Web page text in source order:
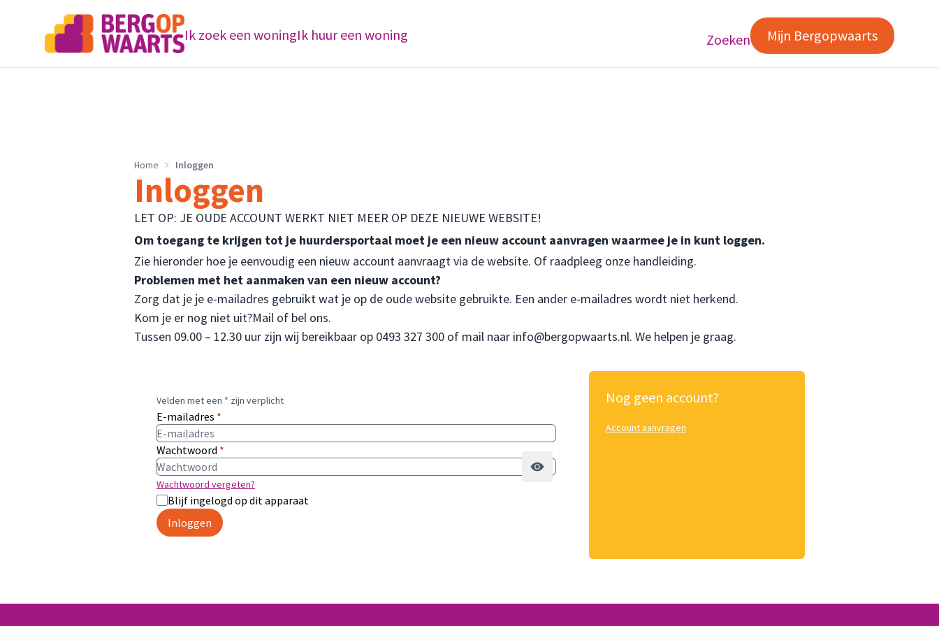
Ik zoek een woningIk huur een woning Zoeken Mijn Bergopwaarts
Home Inloggen
Inloggen
LET OP: JE OUDE ACCOUNT WERKT NIET MEER OP DEZE NIEUWE WEBSITE!
Om toegang te krijgen tot je huurdersportaal moet je een nieuw account aanvragen waarmee je in kunt loggen.
Zie hieronder hoe je eenvoudig een nieuw account aanvraagt via de website. Of raadpleeg onze handleiding.
Problemen met het aanmaken van een nieuw account?
Zorg dat je je e-mailadres gebruikt wat je op de oude website gebruikte. Een ander e-mailadres wordt niet herkend.
Kom je er nog niet uit?Mail of bel ons.
Tussen 09.00 – 12.30 uur zijn wij bereikbaar op 0493 327 300 of mail naar info@bergopwaarts.nl. We helpen je graag.
Velden met een * zijn verplicht
E-mailadres *
Wachtwoord *
Wachtwoord vergeten?
Blijf ingelogd op dit apparaat
Inloggen
Nog geen account?
Account aanvragen